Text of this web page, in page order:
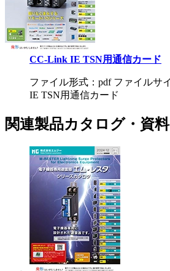
CC-Link IE TSN用通信カード
ファイル形式：pdf ファイルサ
IE TSN用通信カード
関連製品カタログ・資料